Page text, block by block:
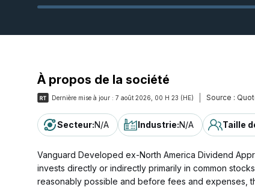
À propos de la société
Dernière mise à jour : 7 août 2026, 00 H 23 (HE) Source :
Secteur:N/A Industrie:N/A Taille
Vanguard Developed ex-North America Dividend
invests directly or indirectly primarily in common
reasonably possible and before fees and expenses,